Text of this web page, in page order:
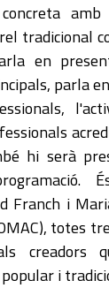
tradicional
en
parla
hi serà
Franch i
totes
creadors
i